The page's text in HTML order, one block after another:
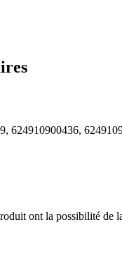
624910900436,
ont la possibilité de